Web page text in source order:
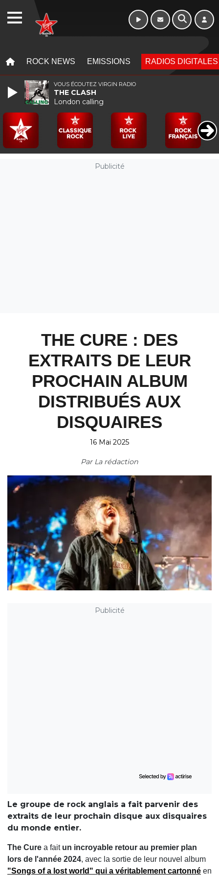
ROCK NEWS EMISSIONS RADIOS DIGITALES
Publicité
THE CURE : DES
EXTRAITS DE LEUR
PROCHAIN ALBUM
DISTRIBUÉS AUX
DISQUAIRES
16 Mai 2025
Par La rédaction
Publicité
Le groupe de rock anglais a fait parvenir des
extraits de leur prochain disque aux disquaires
du monde entier.
The Cure a fait un incroyable retour au premier plan
lors de l'année 2024, avec la sortie de leur nouvel album
"Songs of a lost world" qui a véritablement cartonné en
VOUS ÉCOUTEZ VIRGIN RADIO
THE CLASH
London calling
WEBRADIO Morning - 6h à 10h